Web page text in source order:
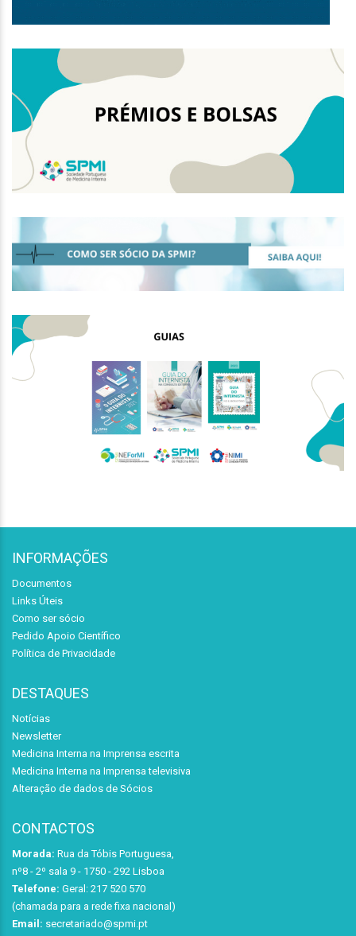
INFORMAÇÕES
Documentos
Links Úteis
Como ser sócio
Pedido Apoio Científico
Política de Privacidade
DESTAQUES
Notícias
Newsletter
Medicina Interna na Imprensa escrita
Medicina Interna na Imprensa televisiva
Alteração de dados de Sócios
CONTACTOS
Morada: Rua da Tóbis Portuguesa,
nº8 - 2º sala 9 - 1750 - 292 Lisboa
Telefone: Geral: 217 520 570
(chamada para a rede fixa nacional)
Email: secretariado@spmi.pt